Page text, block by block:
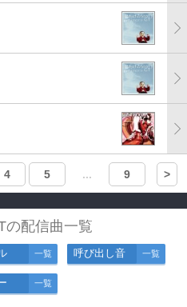
4 5 ... 9 >
の配信曲一覧
一覧 呼び出し音 一覧
一覧